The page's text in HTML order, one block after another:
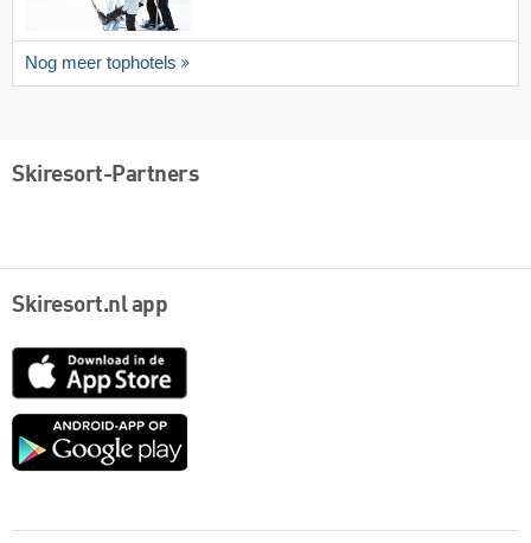
Nog meer tophotels
Skiresort-Partners
Skiresort.nl app
App
Google